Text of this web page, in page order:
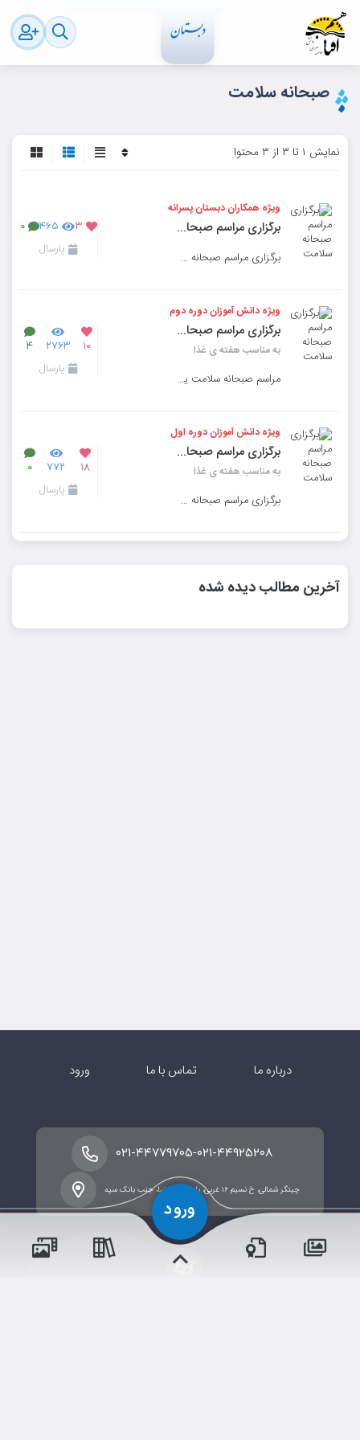
صبحانه سلامت
نمایش ۱ تا ۳ از ۳ محتوا
ویژه همکاران دبستان پسرانه
برگزاری مراسم صبحانه سلامت
برگزاری مراسم صبحانه سلامت به مناسبت هفته غذا و سلامت با حضور همکاران دبستان پسرانه نسل ظهور
۳ ۴۶۵ ۰
پارسال
ویژه دانش آموزان دوره دوم
برگزاری مراسم صبحانه سلامت
به مناسب هفته ی غذا
مراسم صبحانه سلامت یک رویداد اجتماعی و آموزشی است که با هدف ترویج سبک زندگی سالم و آگاهی‌بخشی د
۱۰ ۲۷۶۳ ۴
پارسال
ویژه دانش آموزان دوره اول
برگزاری مراسم صبحانه سلامت
به مناسب هفته ی غذا
برگزاری مراسم صبحانه سلامت بمناسبت هفته غذا ویژه دانش آموزان دوره اول دبستان
۱۸ ۷۷۲ ۰
پارسال
آخرین مطالب دیده شده
درباره ما تماس با ما ورود
چیتگر شمالی، خ نسیم ۱۶ غربی، بلوار امام رضا، جنب بانک سپه
۰۲۱-۴۴۹۲۵۲۰۸-۰۲۱-۴۴۷۷۹۷۰۵